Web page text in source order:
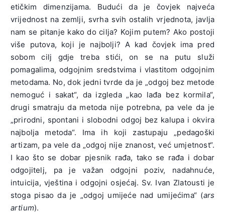
etičkim dimenzijama. Budući da je čovjek najveća
vrijednost na zemlji, svrha svih ostalih vrjednota, javlja
nam se pitanje kako do cilja? Kojim putem? Ako postoji
više putova, koji je najbolji? A kad čovjek ima pred
sobom cilj gdje treba stići, on se na putu služi
pomagalima, odgojnim sredstvima i vlastitom odgojnim
metodama. No, dok jedni tvrde da je „odgoj bez metode
nemoguć i sakat“, da izgleda „kao lađa bez kormila“,
drugi smatraju da metoda nije potrebna, pa vele da je
„prirodni, spontani i slobodni odgoj bez kalupa i okvira
najbolja metoda“. Ima ih koji zastupaju „pedagoški
artizam, pa vele da „odgoj nije znanost, već umjetnost“.
I kao što se dobar pjesnik rađa, tako se rađa i dobar
odgojitelj, pa je važan odgojni poziv, nadahnuće,
intuicija, vještina i odgojni osjećaj. Sv. Ivan Zlatousti je
stoga pisao da je „odgoj umijeće nad umijećima“ (ars
artium).